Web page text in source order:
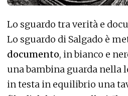
Lo sguardo tra verità e
Lo sguardo di Salgado è
documento, in bianco e
una bambina guarda nella
in testa in equilibrio una